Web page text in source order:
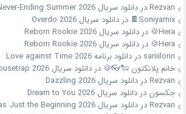
Rezvanدردانلود سریال Never-Ending Summer 2026
Soniyamix🍫
دردانلود سریال Overdo 2026
Hera🍪
دردانلود سریال Reborn Rookie 2026
Hera🍪
دردانلود سریال Reborn Rookie 2026
sariiilonn دردانلود برنامه Love against Time 2026
خانم پلانکتون 🐑👓🍪 دردانلود سریال Mousetrap 2026
Rezvanدردانلود سریال Dazzling 2026
جکسون دردانلود سریال Dream to You 2026
Rezvanدردانلود سریال The Affair Was Just the Beginning 2026